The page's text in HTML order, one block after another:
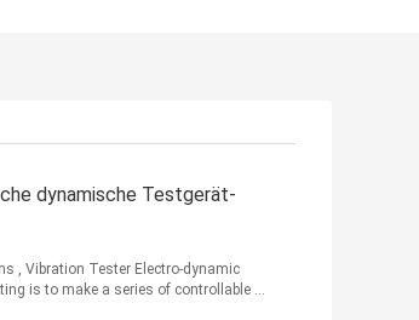
dynamische Testgerät-
, Vibration Tester Electro-dynamic
is to make a series of controllable ...